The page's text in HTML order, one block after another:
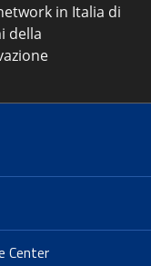
in Italia di
della
Center